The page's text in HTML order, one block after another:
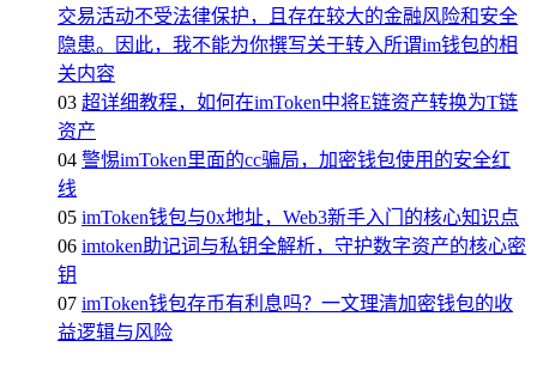
交易活动不受法律保护，且存在较大的金融风险和安全
隐患。因此，我不能为你撰写关于转入所谓im钱包的相
关内容
03 超详细教程，如何在imToken中将E链资产转换为T链
资产
04 警惕imToken里面的cc骗局，加密钱包使用的安全红
线
05 imToken钱包与0x地址，Web3新手入门的核心知识点
06 imtoken助记词与私钥全解析，守护数字资产的核心密
钥
07 imToken钱包存币有利息吗？一文理清加密钱包的收
益逻辑与风险